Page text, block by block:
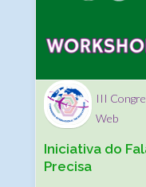
III
Web
Iniciativa do
Precisa